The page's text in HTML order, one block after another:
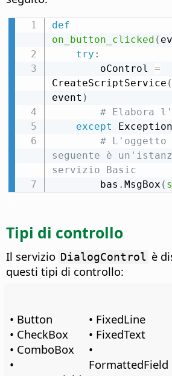
def
on_button_clicked (
try :
        oControl
=
CreateScriptService (
event )
# Elabora
except
# L'oggetto
seguente è
servizio Basic
        bas
. MsgBox (
Tipi di controllo
Il servizio DialogControl è
questi tipi di controllo:
• Button
• CheckBox
• ComboBox
•
• FixedLine
• FixedText
•
FormattedField